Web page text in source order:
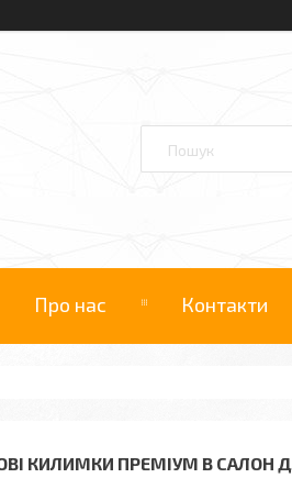
Про нас Контакти
КИЛИМКИ ПРЕМІУМ В САЛОН